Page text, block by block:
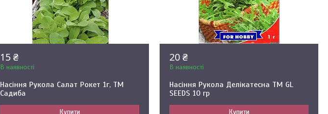
15 ₴
В наявності
Насіння Рукола Салат Рокет 1г, ТМ
Садиба
Купити
20 ₴
В наявності
Насіння Рукола Делікатесна ТМ GL
SEEDS 10 гр
Купити